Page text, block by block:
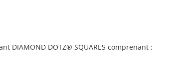
DIAMOND DOTZ® SQUARES comprenant :